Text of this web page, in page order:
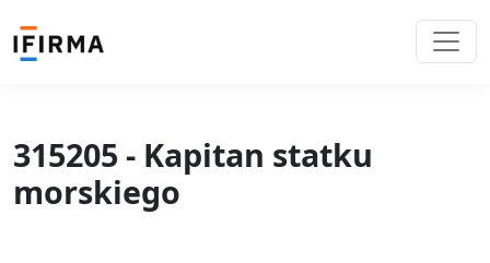
315205 - Kapitan statku
morskiego